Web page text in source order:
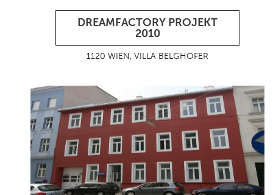
DREAMFACTORY PROJEKT
2010
1120 WIEN, VILLA BELGHOFER